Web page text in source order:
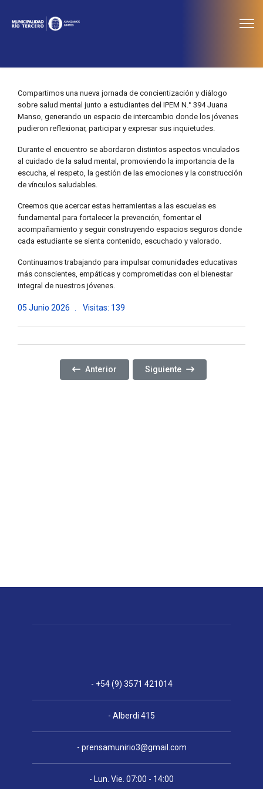
Compartimos una nueva jornada de concientización y diálogo
sobre salud mental junto a estudiantes del IPEM N.° 394 Juana
Manso, generando un espacio de intercambio donde los jóvenes
pudieron reflexionar, participar y expresar sus inquietudes.
Durante el encuentro se abordaron distintos aspectos vinculados
al cuidado de la salud mental, promoviendo la importancia de la
escucha, el respeto, la gestión de las emociones y la construcción
de vínculos saludables.
Creemos que acercar estas herramientas a las escuelas es
fundamental para fortalecer la prevención, fomentar el
acompañamiento y seguir construyendo espacios seguros donde
cada estudiante se sienta contenido, escuchado y valorado.
Continuamos trabajando para impulsar comunidades educativas
más conscientes, empáticas y comprometidas con el bienestar
integral de nuestros jóvenes.
05 Junio 2026 Visitas: 139
Artículo Anterior: PROMOVIENDO EL RESPETO, LA
Anterior Artículo Siguiente:
Siguiente
- +54 (9) 3571 421014
- Alberdi 415
- prensamunirio3@gmail.com
- Lun. Vie. 07:00 - 14:00